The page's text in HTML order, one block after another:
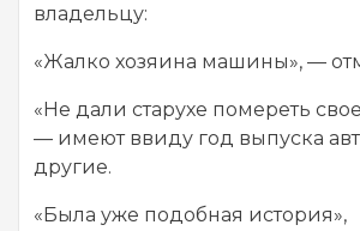
владельцу:
«Жалко хозяина машины», —
«Не дали старухе помереть
— имеют ввиду год выпуска
другие.
«Была уже подобная история»,